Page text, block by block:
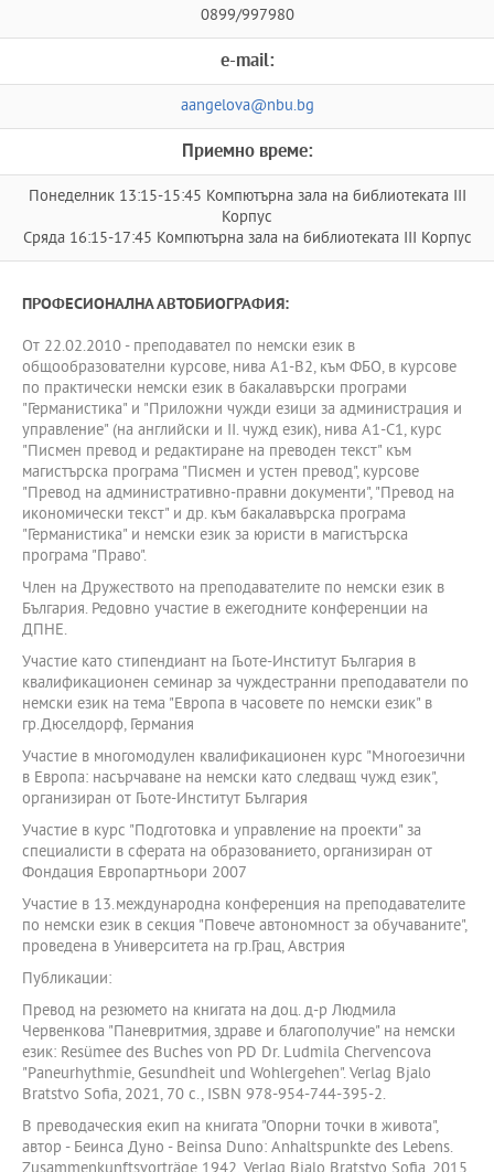
0899/997980
e-mail:
aangelova@nbu.bg
Приемно време:
Понеделник 13:15-15:45 Компютърна зала на библиотеката ІІІ
Корпус
Сряда 16:15-17:45 Компютърна зала на библиотеката ІІІ Корпус
ПРОФЕСИОНАЛНА АВТОБИОГРАФИЯ:
От 22.02.2010 - преподавател по немски език в
общообразователни курсове, нива А1-В2, към ФБО, в курсове
по практически немски език в бакалавърски програми
"Германистика" и "Приложни чужди езици за администрация и
управление" (на английски и II. чужд език), нива А1-С1, курс
"Писмен превод и редактиране на преводен текст" към
магистърска програма "Писмен и устен превод", курсове
"Превод на административно-правни документи", "Превод на
икономически текст" и др. към бакалавърска програма
"Германистика" и немски език за юристи в магистърска
програма "Право".
Член на Дружеството на преподавателите по немски език в
България. Редовно участие в ежегодните конференции на
ДПНЕ.
Участие като стипендиант на Гьоте-Институт България в
квалификационен семинар за чуждестранни преподаватели по
немски език на тема "Европа в часовете по немски език" в
гр.Дюселдорф, Германия
Участие в многомодулен квалификационен курс "Многоезични
в Европа: насърчаване на немски като следващ чужд език",
организиран от Гьоте-Институт България
Участие в курс "Подготовка и управление на проекти" за
специалисти в сферата на образованието, организиран от
Фондация Европартньори 2007
Участие в 13.международна конференция на преподавателите
по немски език в секция "Повече автономност за обучаваните",
проведена в Университета на гр.Грац, Австрия
Публикации:
Превод на резюмето на книгата на доц. д-р Людмила
Червенкова "Паневритмия, здраве и благополучие" на немски
език: Resümee des Buches von PD Dr. Ludmila Chervencova
"Paneurhythmie, Gesundheit und Wohlergehen". Verlag Bjalo
Bratstvo Sofia, 2021, 70 с., ISBN 978-954-744-395-2.
В преводаческия екип на книгата "Опорни точки в живота",
автор - Беинса Дуно - Beinsa Duno: Anhaltspunkte des Lebens.